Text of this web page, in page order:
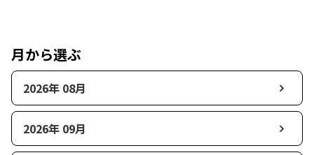
月から選ぶ
2026年 08月
2026年 09月